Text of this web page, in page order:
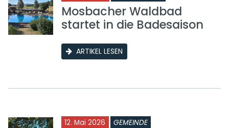
Mosbacher Waldbad
startet in die Badesaison
ARTIKEL LESEN
12. Mai 2026 GEMEINDE